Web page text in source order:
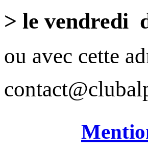
> le vendredi
ou avec cette